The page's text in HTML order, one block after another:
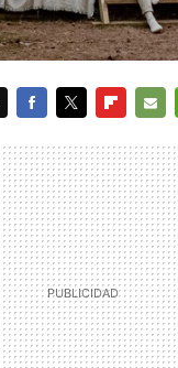
MAIL